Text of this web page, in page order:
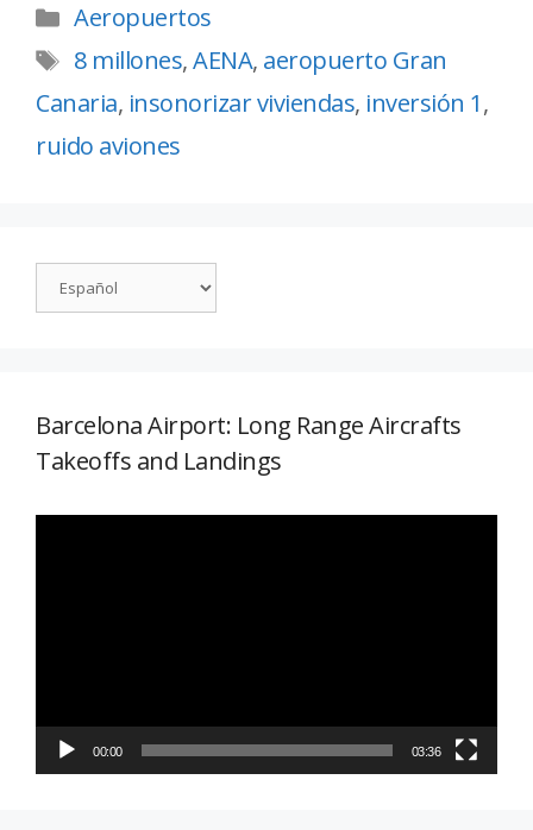
Aeropuertos
8 millones,AENA, aeropuerto Gran
Canaria, insonorizar viviendas, inversión 1,
ruido aviones
Barcelona Airport: Long Range Aircrafts
Takeoffs and Landings
00:00 03:36